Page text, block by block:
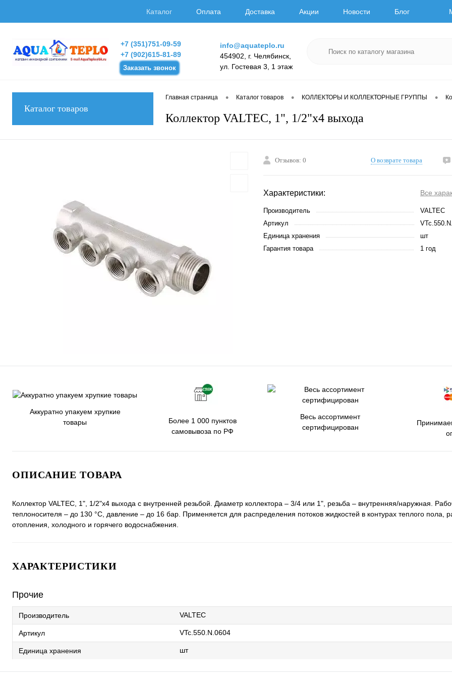
Каталог Оплата Доставка Акции Новости Блог
+7 (351)751-09-59
+7 (902)615-81-89
Заказать звонок
info@aquateplo.ru
454902, г. Челябинск,
ул. Гостевая 3, 1 этаж
Каталог товаров
Главная страница • Каталог товаров • КОЛЛЕКТОРЫ И КОЛЛЕКТОРНЫЕ ГРУППЫ •
Коллектор VALTEC, 1", 1/2"х4 выхода
Отзывов: 0 О возврате товара
Характеристики: Все
Производитель
VALTEC
Артикул
Единица хранения
шт
Гарантия товара
1 год
Аккуратно упакуем хрупкие
товары
Более 1 000 пунктов
самовывоза по РФ
Весь ассортимент
сертифицирован
ОПИСАНИЕ ТОВАРА
Коллектор VALTEC, 1", 1/2"х4 выхода с внутренней резьбой. Диаметр коллектора – 3/4 или 1", резьба – внутренняя/наружная.
теплоносителя – до 130 °С, давление – до 16 бар. Применяется для распределения потоков жидкостей в контурах теплого пола,
отопления, холодного и горячего водоснабжения.
ХАРАКТЕРИСТИКИ
Прочие
Производитель VALTEC
Артикул VTc.550.N.0604
Единица хранения шт